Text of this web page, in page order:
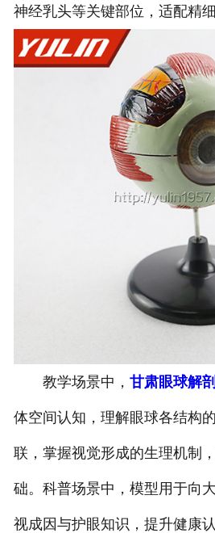
神经乳头等关键部位，适配精细
教学场景中， 甘肃眼球解
体空间认知，理解眼球各结构
联，掌握视觉形成的生理机制
础。科普场景中，模型用于向
视成因与护眼知识，提升健康认